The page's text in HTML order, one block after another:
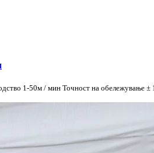
1-50м / мин Точност на